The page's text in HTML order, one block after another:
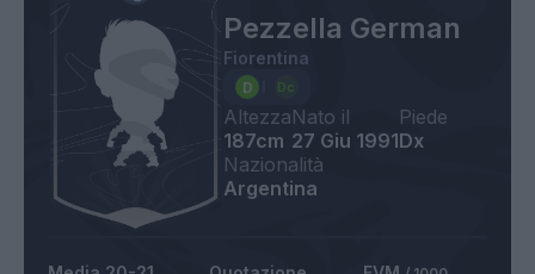
Pezzella German
Fiorentina
Altezza
187cm
Nato il
27 Giu 1991
Piede
Dx
Nazionalità
Argentina